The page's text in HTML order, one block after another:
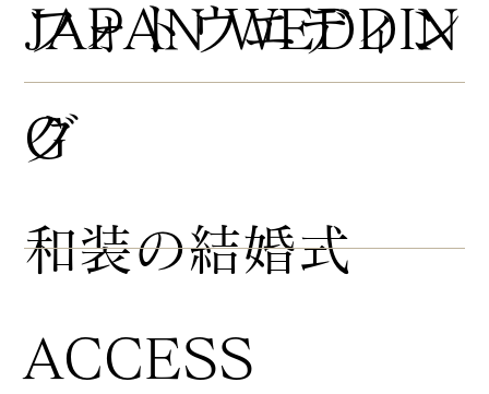
​フォトウエディン
グ
​和装の結婚式
JAPAN WEDDIN
G
ACCESS